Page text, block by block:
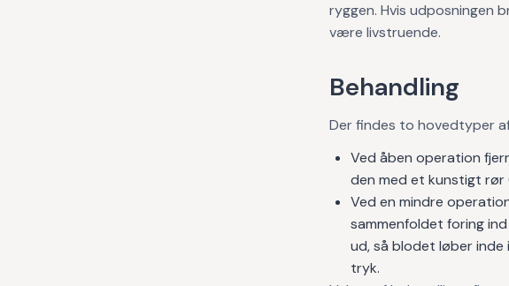
ryggen. Hvis udposningen
være livstruende.
Behandling
Der findes to hovedtyper
Ved åben operation
den med et kunstigt rør
Ved en mindre
sammenfoldet foring
ud, så blodet løber inde
tryk.